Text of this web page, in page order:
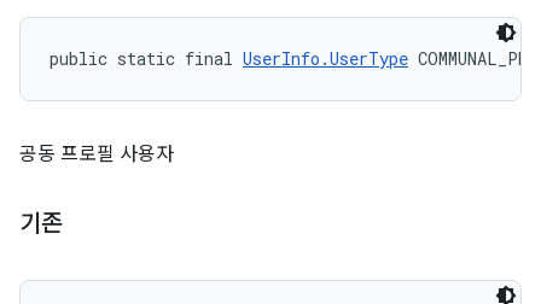
public static final UserInfo.UserType
공동 프로필 사용자
기존